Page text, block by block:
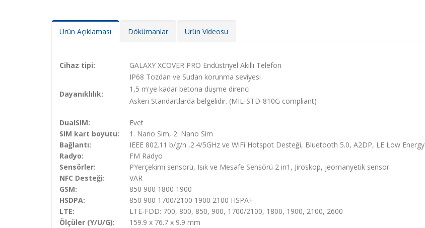
Ürün Açıklaması Dökümanlar Ürün Videosu
Cihaz tipi: GALAXY XCOVER PRO Endüstriyel Akıllı Telefon
Dayanıklılık:
IP68 Tozdan ve Sudan korunma seviyesi
1,5 m'ye kadar betona düşme direnci
Askeri Standartlarda belgelidir. (MIL-STD-810G compliant)
DualSIM:
Evet
SIM kart boyutu:
1. Nano Sim, 2. Nano Sim
Bağlantı:
IEEE 802.11 b/g/n ,2.4/5GHz ve WiFi Hotspot Desteği, Bluetooth 5.0, A2DP, LE Low Energy
Radyo:
FM Radyo
Sensörler:
PYerçekimi sensörü, Isık ve Mesafe Sensörü 2 in1, Jiroskop, jeomanyetik sensör
NFC Desteği:
VAR
GSM:
850 900 1800 1900
HSDPA:
850 900 1700/2100 1900 2100 HSPA+
LTE:
LTE-FDD: 700, 800, 850, 900, 1700/2100, 1800, 1900, 2100, 2600
Ölçüler (Y/U/G):
159.9 x 76.7 x 9.9 mm